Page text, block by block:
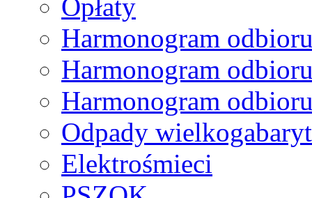
Opłaty
Harmonogram
Harmonogram
Harmonogram
Odpady
Elektrośmieci